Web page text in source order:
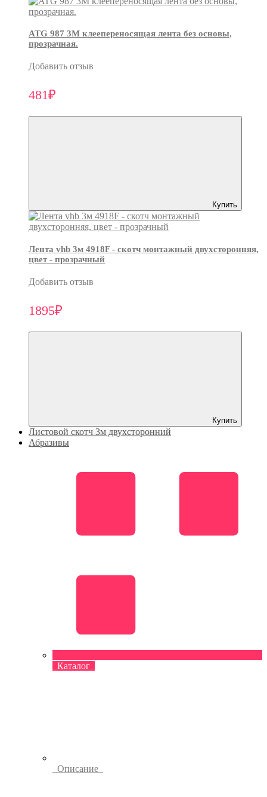
ATG 987 3М клеепереносящая лента без основы,
прозрачная.
Добавить отзыв
481₽
Купить
Лента vhb 3м 4918F - скотч монтажный двухсторонняя,
цвет - прозрачный
Добавить отзыв
1895₽
Купить
Листовой скотч 3м двухсторонний
Абразивы
Каталог
Описание